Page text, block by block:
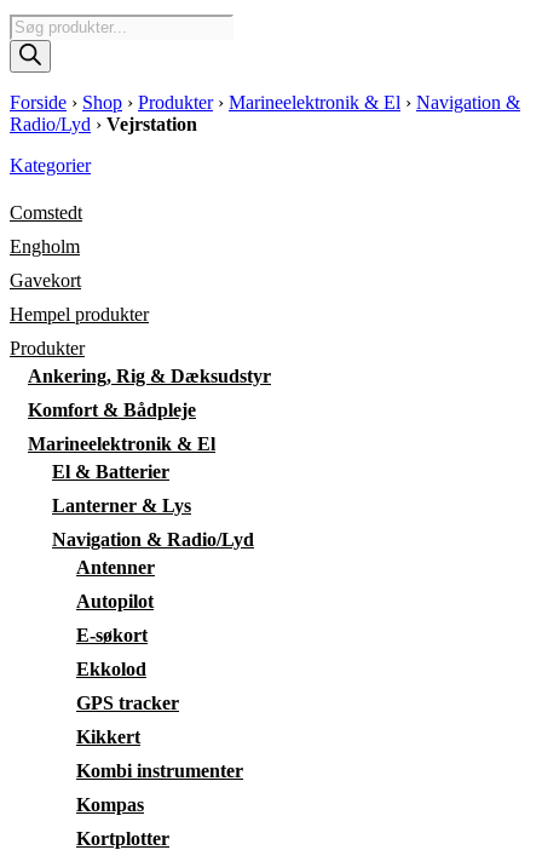
Products
search
Forside › Shop › Produkter› Marineelektronik & El › Navigation &
Radio/Lyd › Vejrstation
Kategorier
Comstedt
Engholm
Gavekort
Hempel produkter
Produkter
Ankering, Rig & Dæksudstyr
Komfort & Bådpleje
Marineelektronik & El
El & Batterier
Lanterner & Lys
Navigation & Radio/Lyd
Antenner
Autopilot
E-søkort
Ekkolod
GPS tracker
Kikkert
Kombi instrumenter
Kompas
Kortplotter